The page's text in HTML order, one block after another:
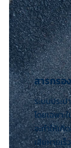
สารกรอ
ระบบประ
โดยเฉพา
จะทำให้เ
เสียหายเร็ว